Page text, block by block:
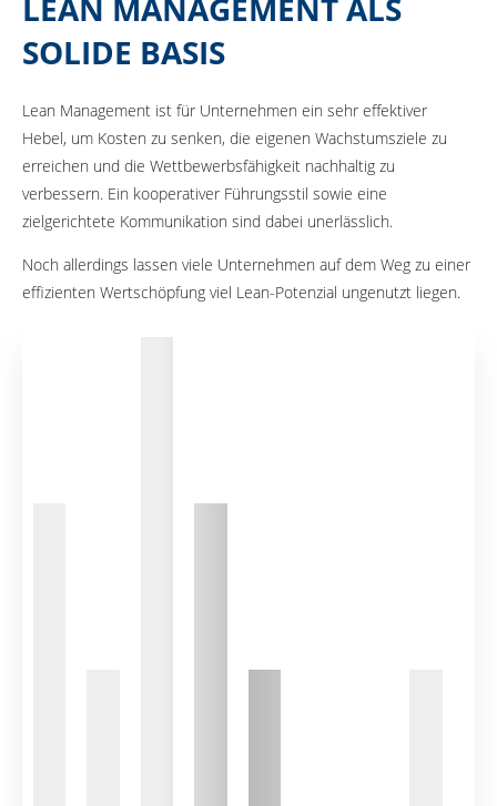
LEAN MANAGEMENT ALS
SOLIDE BASIS
Lean Management ist für Unternehmen ein sehr effektiver
Hebel, um Kosten zu senken, die eigenen Wachstumsziele zu
erreichen und die Wettbewerbsfähigkeit nachhaltig zu
verbessern. Ein kooperativer Führungsstil sowie eine
zielgerichtete Kommunikation sind dabei unerlässlich.
Noch allerdings lassen viele Unternehmen auf dem Weg zu einer
effizienten Wertschöpfung viel Lean-Potenzial ungenutzt liegen.​